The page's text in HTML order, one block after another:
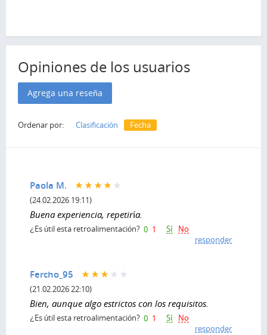
Opiniones de los usuarios
Agrega una reseña
Ordenar por: Clasificación Fecha
Paola M.
(24.02.2026 19:11)
Buena experiencia, repetiría.
¿Es útil esta retroalimentación? 0 1 Sí No
responder
Fercho_95
(21.02.2026 22:10)
Bien, aunque algo estrictos con los requisitos.
¿Es útil esta retroalimentación? 0 1 Sí No
responder